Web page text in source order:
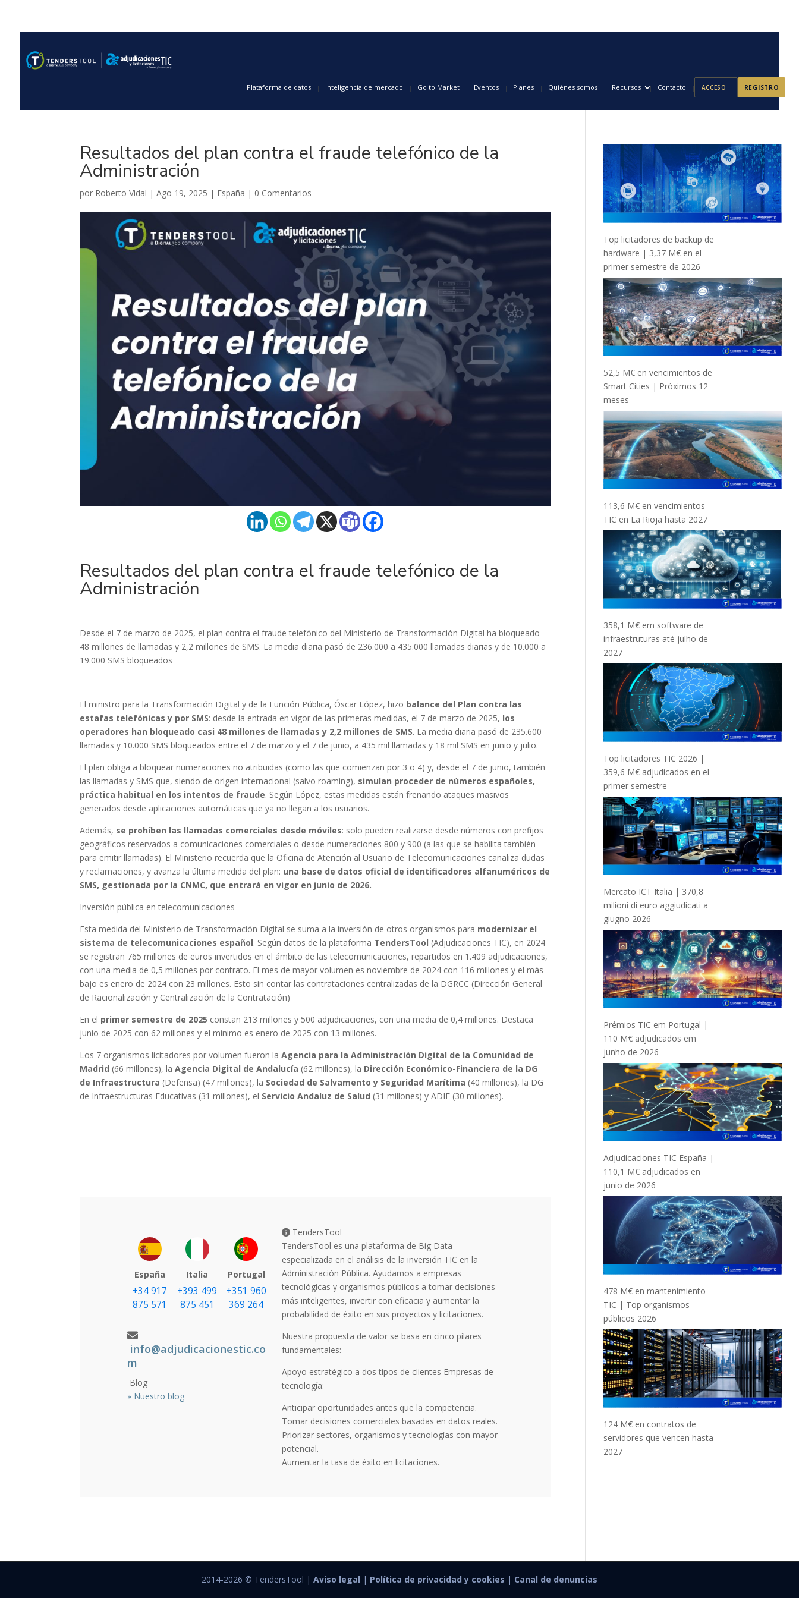
Plataforma de datos Inteligencia de mercado Go to Market Eventos Planes Quiénes somos Recursos Contacto ACCESO REGISTRO
Resultados del plan contra el fraude telefónico de la
Administración
por Roberto Vidal |Ago 19, 2025 | España | 0 Comentarios
Resultados del plan contra el fraude telefónico de la
Administración
Desde el 7 de marzo de 2025, el plan contra el fraude telefónico del Ministerio de Transformación Digital ha bloqueado
48 millones de llamadas y 2,2 millones de SMS. La media diaria pasó de 236.000 a 435.000 llamadas diarias y de 10.000 a
19.000 SMS bloqueados
El ministro para la Transformación Digital y de la Función Pública, Óscar López, hizo balance del Plan contra las
estafas telefónicas y por SMS: desde la entrada en vigor de las primeras medidas, el 7 de marzo de 2025, los
operadores han bloqueado casi 48 millones de llamadas y 2,2 millones de SMS. La media diaria pasó de 235.600
llamadas y 10.000 SMS bloqueados entre el 7 de marzo y el 7 de junio, a 435 mil llamadas y 18 mil SMS en junio y julio.
El plan obliga a bloquear numeraciones no atribuidas (como las que comienzan por 3 o 4) y, desde el 7 de junio, también
las llamadas y SMS que, siendo de origen internacional (salvo roaming), simulan proceder de números españoles,
práctica habitual en los intentos de fraude. Según López, estas medidas están frenando ataques masivos
generados desde aplicaciones automáticas que ya no llegan a los usuarios.
Además, se prohíben las llamadas comerciales desde móviles: solo pueden realizarse desde números con prefijos
geográficos reservados a comunicaciones comerciales o desde numeraciones 800 y 900 (a las que se habilita también
para emitir llamadas). El Ministerio recuerda que la Oficina de Atención al Usuario de Telecomunicaciones canaliza dudas
y reclamaciones, y avanza la última medida del plan: una base de datos oficial de identificadores alfanuméricos de
SMS, gestionada por la CNMC, que entrará en vigor en junio de 2026.
Inversión pública en telecomunicaciones
Esta medida del Ministerio de Transformación Digital se suma a la inversión de otros organismos para modernizar el
sistema de telecomunicaciones español. Según datos de la plataforma TendersTool (Adjudicaciones TIC), en 2024
se registran 765 millones de euros invertidos en el ámbito de las telecomunicaciones, repartidos en 1.409 adjudicaciones,
con una media de 0,5 millones por contrato. El mes de mayor volumen es noviembre de 2024 con 116 millones y el más
bajo es enero de 2024 con 23 millones. Esto sin contar las contrataciones centralizadas de la DGRCC (Dirección General
de Racionalización y Centralización de la Contratación)
En el primer semestre de 2025 constan 213 millones y 500 adjudicaciones, con una media de 0,4 millones. Destaca
junio de 2025 con 62 millones y el mínimo es enero de 2025 con 13 millones.
Los 7 organismos licitadores por volumen fueron laAgencia para la Administración Digital de la Comunidad de
Madrid (66 millones), laAgencia Digital de Andalucía (62 millones), la Dirección Económico-Financiera de la DG
de Infraestructura (Defensa) (47 millones), la Sociedad de Salvamento y Seguridad Marítima (40 millones), la DG
de Infraestructuras Educativas (31 millones), el Servicio Andaluz de Salud (31 millones) y ADIF (30 millones).
España
+34 917
875 571
Italia
+393 499
875 451
Portugal
+351 960
369 264
info@adjudicacionestic.co
m
Blog
» Nuestro blog
TendersTool
TendersTool es una plataforma de Big Data
especializada en el análisis de la inversión TIC en la
Administración Pública. Ayudamos a empresas
tecnológicas y organismos públicos a tomar decisiones
más inteligentes, invertir con eficacia y aumentar la
probabilidad de éxito en sus proyectos y licitaciones.
Nuestra propuesta de valor se basa en cinco pilares
fundamentales:
Apoyo estratégico a dos tipos de clientes Empresas de
tecnología:
Anticipar oportunidades antes que la competencia.
Tomar decisiones comerciales basadas en datos reales.
Priorizar sectores, organismos y tecnologías con mayor
potencial.
Aumentar la tasa de éxito en licitaciones.
Top licitadores de backup de
hardware | 3,37 M€ en el
primer semestre de 2026
52,5 M€ en vencimientos de
Smart Cities | Próximos 12
meses
113,6 M€ en vencimientos
TIC en La Rioja hasta 2027
358,1 M€ em software de
infraestruturas até julho de
2027
Top licitadores TIC 2026 |
359,6 M€ adjudicados en el
primer semestre
Mercato ICT Italia | 370,8
milioni di euro aggiudicati a
giugno 2026
Prémios TIC em Portugal |
110 M€ adjudicados em
junho de 2026
Adjudicaciones TIC España |
110,1 M€ adjudicados en
junio de 2026
478 M€ en mantenimiento
TIC | Top organismos
públicos 2026
124 M€ en contratos de
servidores que vencen hasta
2027
2014-2026 © TendersTool | Aviso legal | Política de privacidad y cookies | Canal de denuncias